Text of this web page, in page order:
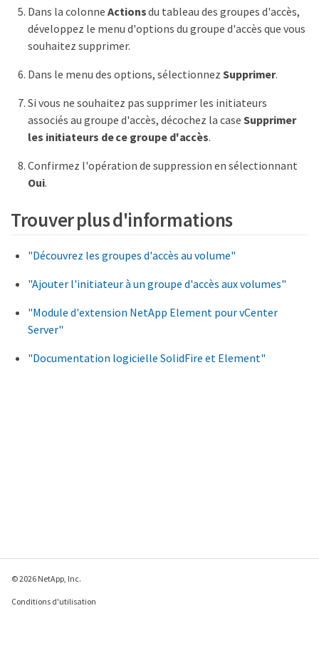
Dans la colonne Actionsdu tableau des groupes d'accès,
développez le menu d'options du groupe d'accès que vous
souhaitez supprimer.
Dans le menu des options, sélectionnez Supprimer.
Si vous ne souhaitez pas supprimer les initiateurs
associés au groupe d'accès, décochez la case Supprimer
les initiateurs de ce groupe d'accès.
Confirmez l'opération de suppression en sélectionnant
Oui.
Trouver plus d'informations
"Découvrez les groupes d'accès au volume"
"Ajouter l'initiateur à un groupe d'accès aux volumes"
"Module d'extension NetApp Element pour vCenter
Server"
"Documentation logicielle SolidFire et Element"
© 2026 NetApp, Inc.
Conditions d'utilisation